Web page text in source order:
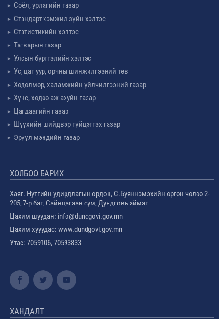
Соёл, урлагийн газар
Стандарт хэмжил зүйн хэлтэс
Статистикийн хэлтэс
Татварын газар
Улсын бүртгэлийн хэлтэс
Ус, цаг уур, орчны шинжилгээний төв
Хөдөлмөр, халамжийн үйлчилгээний газар
Хүнс, хөдөө аж ахуйн газар
Цагдаагийн газар
Шүүхийн шийдвэр гүйцэтгэх газар
Эрүүл мэндийн газар
ХОЛБОО БАРИХ
Хаяг. Нутгийн удирдлагын ордон, С.Буяннэмэхийн өргөн чөлөө 2-
205, 7-р баг, Сайнцагаан сум, Дундговь аймаг.
Цахим шуудан: info@dundgovi.gov.mn
Цахим хууудас: www.dundgovi.gov.mn
Утас: 7059106, 70593833
ХАНДАЛТ